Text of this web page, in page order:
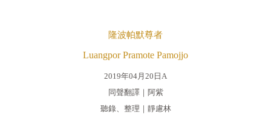
隆波帕默尊者
Luangpor Pramote Pamojjo
2019年04月20日A
同聲翻譯｜阿紫
聽錄、整理｜靜慮林